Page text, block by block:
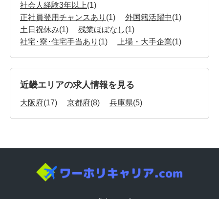
社会人経験3年以上(1)
正社員登用チャンスあり (1) 外国籍活躍中(1)
土日祝休み(1) 残業ほぼなし(1)
社宅･寮･住宅手当あり (1) 上場・大手企業(1)
近畿エリアの求人情報を見る
大阪府(17) 京都府(8) 兵庫県(5)